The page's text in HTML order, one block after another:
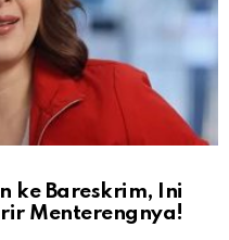
ke Bareskrim, Ini
Menterengnya!